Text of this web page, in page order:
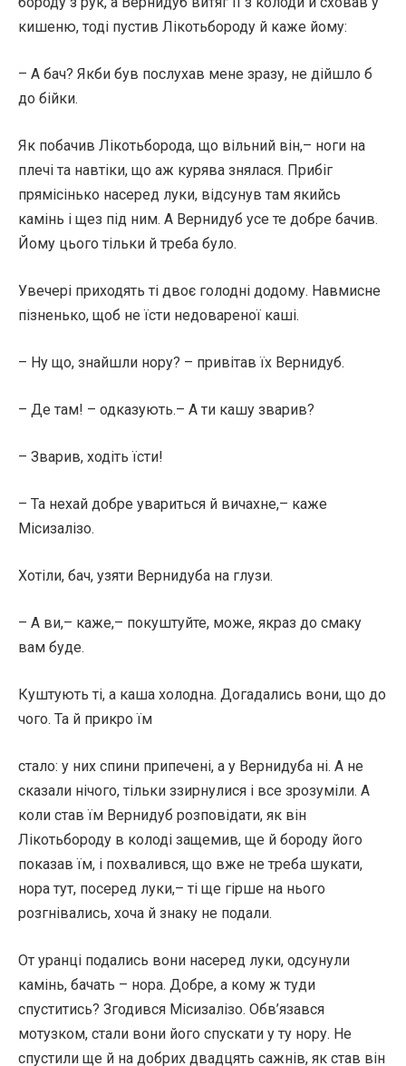
кишеню, тоді пустив Лікотьбороду й каже йому:
– А бач? Якби був послухав мене зразу, не дійшло б
до бійки.
Як побачив Лікотьборода, що вільний він,– ноги на
плечі та навтіки, що аж курява знялася. Прибіг
прямісінько насеред луки, відсунув там якийсь
камінь і щез під ним. А Вернидуб усе те добре бачив.
Йому цього тільки й треба було.
Увечері приходять ті двоє голодні додому. Навмисне
пізненько, щоб не їсти недовареної каші.
– Ну що, знайшли нору? – привітав їх Вернидуб.
– Де там! – одказують.– А ти кашу зварив?
– Зварив, ходіть їсти!
– Та нехай добре увариться й вичахне,– каже
Місизалізо.
Хотіли, бач, узяти Вернидуба на глузи.
– А ви,– каже,– покуштуйте, може, якраз до смаку
вам буде.
Куштують ті, а каша холодна. Догадались вони, що до
чого. Та й прикро їм
стало: у них спини припечені, а у Вернидуба ні. А не
сказали нічого, тільки ззирнулися і все зрозуміли. А
коли став їм Вернидуб розповідати, як він
Лікотьбороду в колоді защемив, ще й бороду його
показав їм, і похвалився, що вже не треба шукати,
нора тут, посеред луки,– ті ще гірше на нього
розгнівались, хоча й знаку не подали.
От уранці подались вони насеред луки, одсунули
камінь, бачать – нора. Добре, а кому ж туди
спуститись? Згодився Місизалізо. Обв’язався
мотузком, стали вони його спускати у ту нору. Не
спустили ще й на добрих двадцять сажнів, як став він